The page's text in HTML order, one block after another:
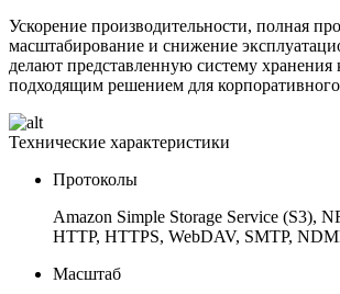
Ускорение производительности, полная
масштабирование и снижение
делают представленную систему хранения
подходящим решением для корпоративного
Технические характеристики
Протоколы
Amazon Simple Storage Service (S3),
HTTP, HTTPS, WebDAV, SMTP,
Масштаб